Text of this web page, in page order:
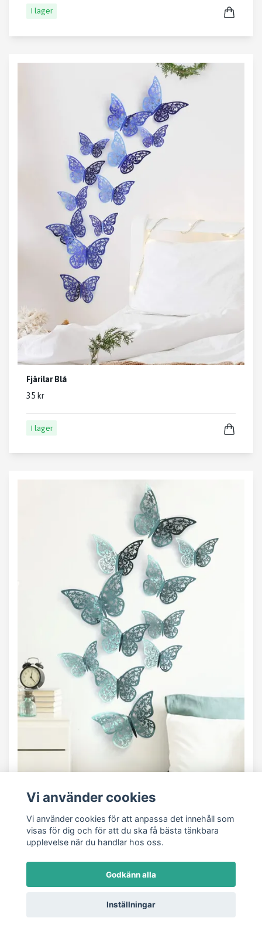
I lager
Fjärilar Blå
35 kr
I lager
Fjärilar Grön
I lager
Vi använder cookies
Vi använder cookies för att anpassa det innehåll som
visas för dig och för att du ska få bästa tänkbara
upplevelse när du handlar hos oss.
Godkänn alla
Inställningar